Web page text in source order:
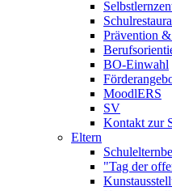
Prävention
BO-Einwahl
MoodlERS
SV
Kontakt zur
Eltern
"Tag der